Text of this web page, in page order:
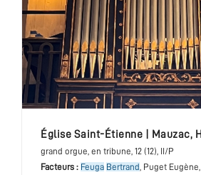
église Saint-Étienne Mauzac,
grand orgue, en tribune, 12 (12), II/P
Facteurs : Feuga Bertrand, Puget